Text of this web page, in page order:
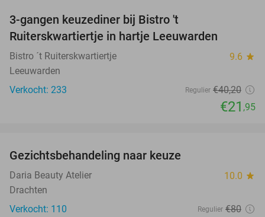
3-gangen keuzediner bij Bistro 't
Ruiterskwartiertje in hartje Leeuwarden
Bistro ´t Ruiterskwartiertje 9.6 star
Leeuwarden
Verkocht: 233
Regulier €40,20
€21 ,95
Gezichtsbehandeling naar keuze
Daria Beauty Atelier 10.0 star
Drachten
Verkocht: 110
Regulier €80